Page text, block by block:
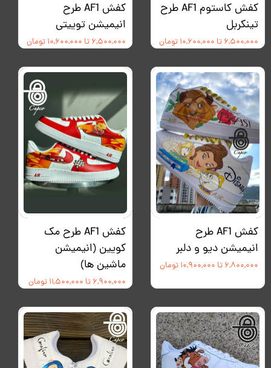
کفش کاستوم AF1 طرح
تینکربل
۶,۵۰۰,۰۰۰ تا ۱۰,۶۰۰,۰۰۰ تومان
کفش AF1 طرح
انیمیشن توییتی
۶,۵۰۰,۰۰۰ تا ۱۰,۶۰۰,۰۰۰ تومان
کفش AF1 طرح
انیمیشن دیو و دلبر
۶,۸۰۰,۰۰۰ تا ۱۰,۹۰۰,۰۰۰ تومان
کفش AF1 طرح مک
کویین (انیمیشن
ماشین ها)
۶,۹۰۰,۰۰۰ تا ۱۱,۵۰۰,۰۰۰ تومان